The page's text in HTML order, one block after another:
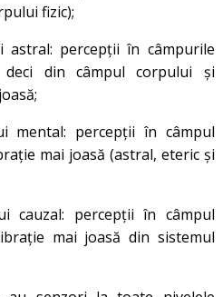
fizic);
astral: percepţii în câmpurile
din câmpul corpului şi
mental: percepţii în câmpul
mai joasă (astral, eteric şi
cauzal: percepţii în câmpul
mai joasă din sistemul